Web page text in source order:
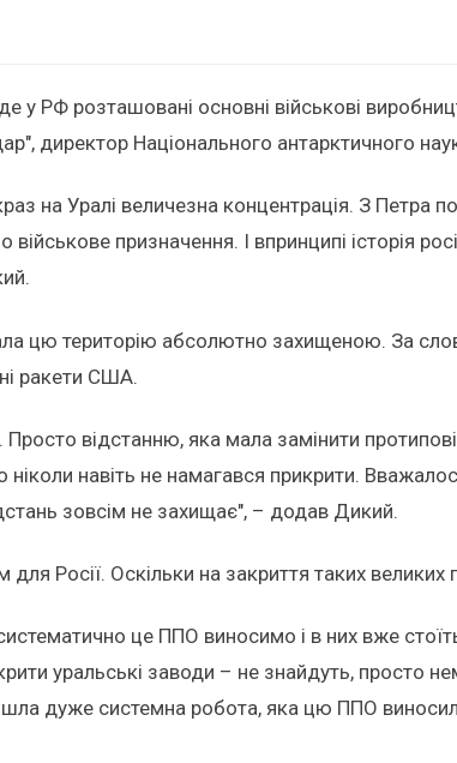
у РФ розташовані основні військові
директор Національного антарктичного
на Уралі величезна концентрація. З Петра
військове призначення. І впринципі історія
цю територію абсолютно захищеною. За
ракети США.
відстанню, яка мала замінити
ніколи навіть не намагався прикрити.
зовсім не захищає", – додав Дикий.
Росії. Оскільки на закриття таких
це ППО виносимо і в них вже
уральські заводи – не знайдуть, просто
дуже системна робота, яка цю ППО